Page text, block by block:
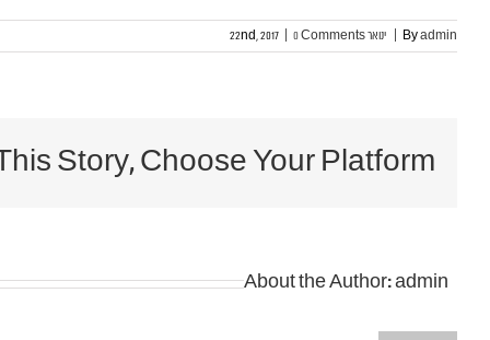
Byadmin ינואר 22nd, 20170 Comments
Story, Choose Your Platform!
About the Author:admin